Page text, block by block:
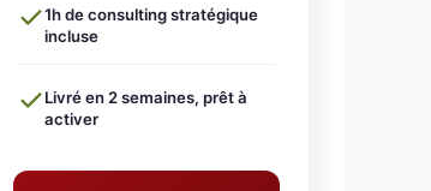
1h de consulting stratégique
incluse
Livré en 2 semaines, prêt à
activer